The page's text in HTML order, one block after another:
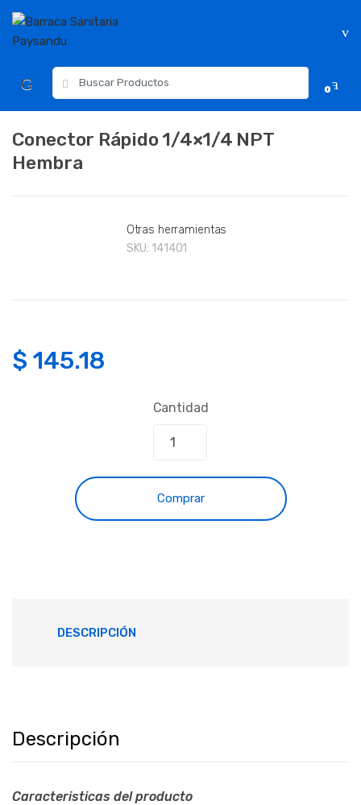
Skip
navigation
Skip
content
Resultados
para:
0
Conector Rápido 1/4×1/4 NPT
Hembra
Otras herramientas
SKU: 141401
$ 145.18
Cantidad
Comprar
DESCRIPCIÓN
Descripción
Caracteristicas del producto